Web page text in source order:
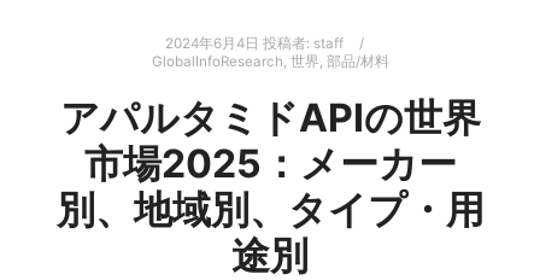
2024年6月4日 投稿者: staff
GlobalInfoResearch, 世界, 部品/材料
アパルタミドAPIの世界
市場2025：メーカー
別、地域別、タイプ・用
途別